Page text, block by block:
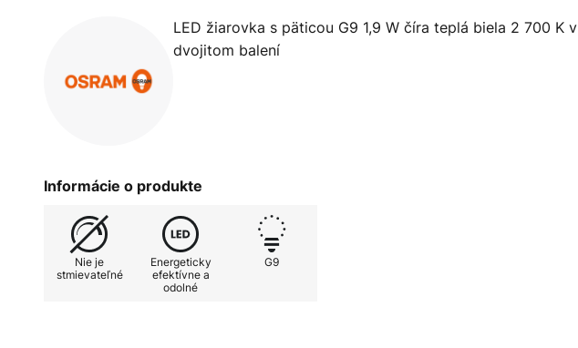
LED žiarovka s päticou G9 1,9 W číra teplá biela 2 700 K v
dvojitom balení
Informácie o produkte
Nie je
stmievateľné
Energeticky
efektívne a
odolné
G9